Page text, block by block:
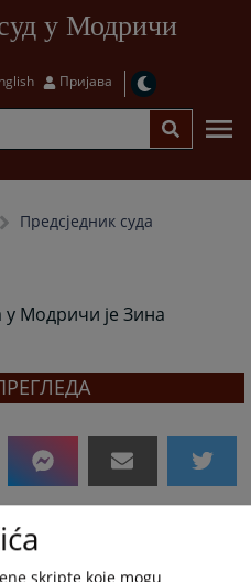
у Модричи
Пријава
Предсједник суда
у Модричи је Зина
skripte koje mogu